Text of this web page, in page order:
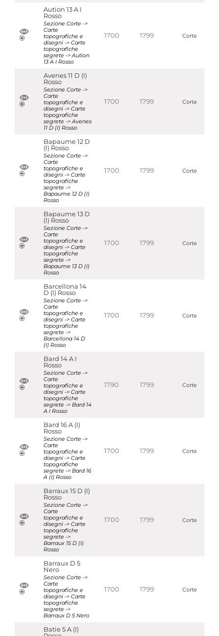
Aution 13 A I
Rosso
Sezione Corte ->
Carte
topografiche e
disegni -> Carte
topografiche
segrete -> Aution
13 A I Rosso
1700 1799 Corte
Avenes 11 D (I)
Rosso
Sezione Corte ->
Carte
topografiche e
disegni -> Carte
topografiche
segrete -> Avenes
11 D (I) Rosso
1700 1799 Corte
Bapaume 12 D
(I) Rosso
Sezione Corte ->
Carte
topografiche e
disegni -> Carte
topografiche
segrete ->
Bapaume 12 D (I)
Rosso
1700 1799 Corte
Bapaume 13 D
(I) Rosso
Sezione Corte ->
Carte
topografiche e
disegni -> Carte
topografiche
segrete ->
Bapaume 13 D (I)
Rosso
1700 1799 Corte
Barcellona 14
D (I) Rosso
Sezione Corte ->
Carte
topografiche e
disegni -> Carte
topografiche
segrete ->
Barcellona 14 D
(I) Rosso
1700 1799 Corte
Bard 14 A I
Rosso
Sezione Corte ->
Carte
topografiche e
disegni -> Carte
topografiche
segrete -> Bard 14
A I Rosso
1790 1799 Corte
Bard 16 A (I)
Rosso
Sezione Corte ->
Carte
topografiche e
disegni -> Carte
topografiche
segrete -> Bard 16
A (I) Rosso
1700 1799 Corte
Barraux 15 D (I)
Rosso
Sezione Corte ->
Carte
topografiche e
disegni -> Carte
topografiche
segrete ->
Barraux 15 D (I)
Rosso
1700 1799 Corte
Barraux D 5
Nero
Sezione Corte ->
Carte
topografiche e
disegni -> Carte
topografiche
segrete ->
Barraux D 5 Nero
1700 1799 Corte
Batie 5 A (I)